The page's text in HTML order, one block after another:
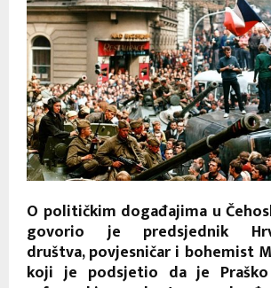
O političkim događajima u
govorio je predsjednik
društva, povjesničar i bohemist
koji je podsjetio da je